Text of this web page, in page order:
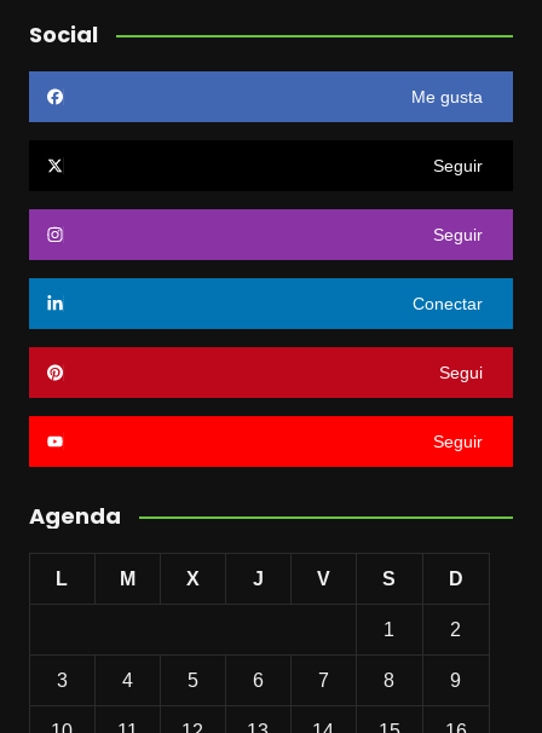
Social
Me gusta
Seguir
Seguir
Conectar
Segui
Seguir
Agenda
L M X J V S D
1 2
3 4 5 6 7 8 9